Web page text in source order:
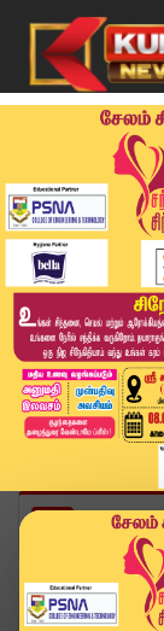
Home Topics